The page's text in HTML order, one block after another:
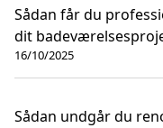
Sådan får du
dit
16/10/2025
Sådan undgår du